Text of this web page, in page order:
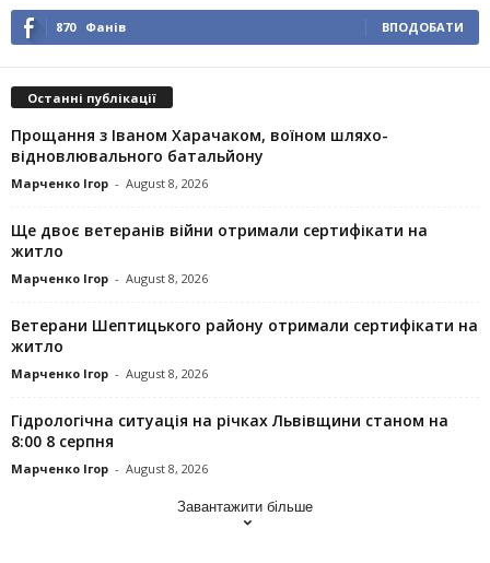
870 Фанів ВПОДОБАТИ
Останні публікації
Прощання з Іваном Харачаком, воїном шляхо-
відновлювального батальйону
Марченко Ігор - August 8, 2026
Ще двоє ветеранів війни отримали сертифікати на
житло
Марченко Ігор - August 8, 2026
Ветерани Шептицького району отримали сертифікати на
житло
Марченко Ігор - August 8, 2026
Гідрологічна ситуація на річках Львівщини станом на
8:00 8 серпня
Марченко Ігор - August 8, 2026
Завантажити більше